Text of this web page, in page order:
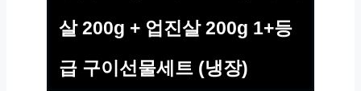
살 200g + 업진살 200g 1+등
급 구이선물세트 (냉장)